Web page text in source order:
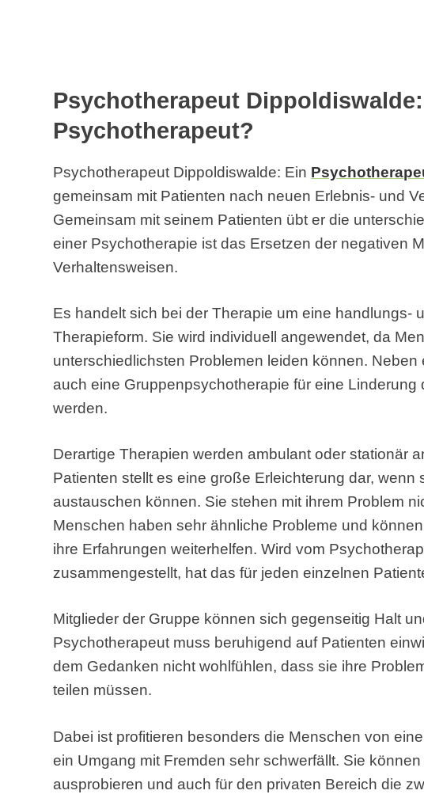
Psychotherapeut
Psychotherapeut?
Psychotherapeut Dippoldiswalde: Ein
gemeinsam mit Patienten nach neuen Erlebnis- und
Gemeinsam mit seinem Patienten übt er die
einer Psychotherapie ist das Ersetzen der negativen
Verhaltensweisen.
Es handelt sich bei der Therapie um eine handlungs-
Therapieform. Sie wird individuell angewendet, da
unterschiedlichsten Problemen leiden können. Neben
auch eine Gruppenpsychotherapie für eine
werden.
Derartige Therapien werden ambulant oder stationär
Patienten stellt es eine große Erleichterung dar, wenn
austauschen können. Sie stehen mit ihrem Problem
Menschen haben sehr ähnliche Probleme und
ihre Erfahrungen weiterhelfen. Wird vom
zusammengestellt, hat das für jeden einzelnen
Mitglieder der Gruppe können sich gegenseitig Halt
Psychotherapeut muss beruhigend auf Patienten
dem Gedanken nicht wohlfühlen, dass sie ihre
teilen müssen.
Dabei ist profitieren besonders die Menschen von
ein Umgang mit Fremden sehr schwerfällt. Sie
ausprobieren und auch für den privaten Bereich die